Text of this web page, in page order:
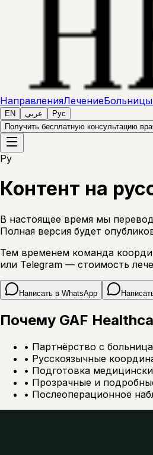
НаправленияЛечениеБольницы
EN عربي
Рус
Получить бесплатную консультацию
Ру
Контент на
В настоящее время мы
Полная версия будет
Тем временем команда
или Telegram — стоимость
Написать в WhatsApp
Почему GAF
• Партнёрство с
• Русскоязычные
• Подготовка
• Прозрачные и
• Послеоперационное